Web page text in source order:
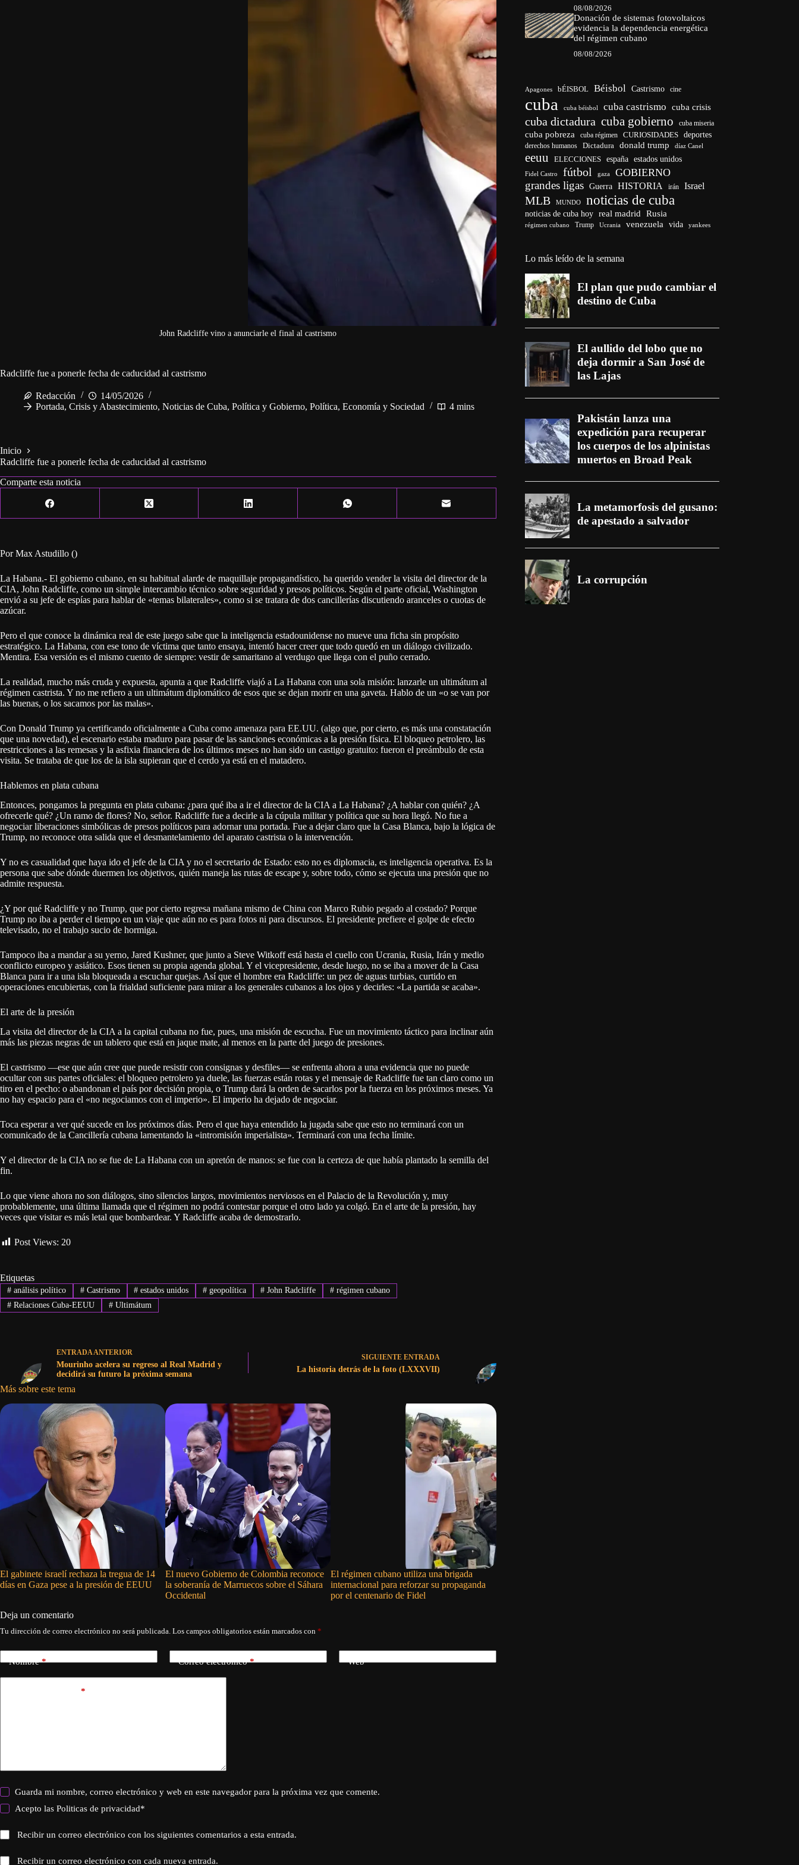
John Radcliffe vino a anunciarle el final al castrismo
Radcliffe fue a ponerle fecha de caducidad al castrismo
Redacción
14/05/2026
Portada, Crisis y Abastecimiento, Noticias de Cuba, Política y Gobierno, Política, Economía y Sociedad 4 mins
Inicio
Radcliffe fue a ponerle fecha de caducidad al castrismo
Comparte esta noticia
Por Max Astudillo ()
La Habana.- El gobierno cubano, en su habitual alarde de maquillaje propagandístico, ha querido vender la visita del director de la
CIA, John Radcliffe, como un simple intercambio técnico sobre seguridad y presos políticos. Según el parte oficial, Washington
envió a su jefe de espías para hablar de «temas bilaterales», como si se tratara de dos cancillerías discutiendo aranceles o cuotas de
azúcar.
Pero el que conoce la dinámica real de este juego sabe que la inteligencia estadounidense no mueve una ficha sin propósito
estratégico. La Habana, con ese tono de víctima que tanto ensaya, intentó hacer creer que todo quedó en un diálogo civilizado.
Mentira. Esa versión es el mismo cuento de siempre: vestir de samaritano al verdugo que llega con el puño cerrado.
La realidad, mucho más cruda y expuesta, apunta a que Radcliffe viajó a La Habana con una sola misión: lanzarle un ultimátum al
régimen castrista. Y no me refiero a un ultimátum diplomático de esos que se dejan morir en una gaveta. Hablo de un «o se van por
las buenas, o los sacamos por las malas».
Con Donald Trump ya certificando oficialmente a Cuba como amenaza para EE.UU. (algo que, por cierto, es más una constatación
que una novedad), el escenario estaba maduro para pasar de las sanciones económicas a la presión física. El bloqueo petrolero, las
restricciones a las remesas y la asfixia financiera de los últimos meses no han sido un castigo gratuito: fueron el preámbulo de esta
visita. Se trataba de que los de la isla supieran que el cerdo ya está en el matadero.
Hablemos en plata cubana
Entonces, pongamos la pregunta en plata cubana: ¿para qué iba a ir el director de la CIA a La Habana? ¿A hablar con quién? ¿A
ofrecerle qué? ¿Un ramo de flores? No, señor. Radcliffe fue a decirle a la cúpula militar y política que su hora llegó. No fue a
negociar liberaciones simbólicas de presos políticos para adornar una portada. Fue a dejar claro que la Casa Blanca, bajo la lógica de
Trump, no reconoce otra salida que el desmantelamiento del aparato castrista o la intervención.
Y no es casualidad que haya ido el jefe de la CIA y no el secretario de Estado: esto no es diplomacia, es inteligencia operativa. Es la
persona que sabe dónde duermen los objetivos, quién maneja las rutas de escape y, sobre todo, cómo se ejecuta una presión que no
admite respuesta.
¿Y por qué Radcliffe y no Trump, que por cierto regresa mañana mismo de China con Marco Rubio pegado al costado? Porque
Trump no iba a perder el tiempo en un viaje que aún no es para fotos ni para discursos. El presidente prefiere el golpe de efecto
televisado, no el trabajo sucio de hormiga.
Tampoco iba a mandar a su yerno, Jared Kushner, que junto a Steve Witkoff está hasta el cuello con Ucrania, Rusia, Irán y medio
conflicto europeo y asiático. Esos tienen su propia agenda global. Y el vicepresidente, desde luego, no se iba a mover de la Casa
Blanca para ir a una isla bloqueada a escuchar quejas. Así que el hombre era Radcliffe: un pez de aguas turbias, curtido en
operaciones encubiertas, con la frialdad suficiente para mirar a los generales cubanos a los ojos y decirles: «La partida se acaba».
El arte de la presión
La visita del director de la CIA a la capital cubana no fue, pues, una misión de escucha. Fue un movimiento táctico para inclinar aún
más las piezas negras de un tablero que está en jaque mate, al menos en la parte del juego de presiones.
El castrismo —ese que aún cree que puede resistir con consignas y desfiles— se enfrenta ahora a una evidencia que no puede
ocultar con sus partes oficiales: el bloqueo petrolero ya duele, las fuerzas están rotas y el mensaje de Radcliffe fue tan claro como un
tiro en el pecho: o abandonan el país por decisión propia, o Trump dará la orden de sacarlos por la fuerza en los próximos meses. Ya
no hay espacio para el «no negociamos con el imperio». El imperio ha dejado de negociar.
Toca esperar a ver qué sucede en los próximos días. Pero el que haya entendido la jugada sabe que esto no terminará con un
comunicado de la Cancillería cubana lamentando la «intromisión imperialista». Terminará con una fecha límite.
Y el director de la CIA no se fue de La Habana con un apretón de manos: se fue con la certeza de que había plantado la semilla del
fin.
Lo que viene ahora no son diálogos, sino silencios largos, movimientos nerviosos en el Palacio de la Revolución y, muy
probablemente, una última llamada que el régimen no podrá contestar porque el otro lado ya colgó. En el arte de la presión, hay
veces que visitar es más letal que bombardear. Y Radcliffe acaba de demostrarlo.
Post Views: 20
Etiquetas
#análisis político #Castrismo # estados unidos # geopolítica # John Radcliffe #régimen cubano
#Relaciones Cuba-EEUU #Ultimátum
ENTRADAANTERIOR
Mourinho acelera su regreso al Real Madrid y
decidirá su futuro la próxima semana
SIGUIENTE ENTRADA
La historia detrás de la foto (LXXXVII)
Más sobre este tema
El gabinete israelí rechaza la tregua de 14
días en Gaza pese a la presión de EEUU
El nuevo Gobierno de Colombia reconoce
la soberanía de Marruecos sobre el Sáhara
Occidental
El régimen cubano utiliza una brigada
internacional para reforzar su propaganda
por el centenario de Fidel
Deja un comentario
Tu dirección de correo electrónico no será publicada. Los campos obligatorios están marcados con *
Nombre* Correo electrónico* Web
*
Guarda mi nombre, correo electrónico y web en este navegador para la próxima vez que comente.
Acepto lasPoliticas de privacidad*
Recibir un correo electrónico con los siguientes comentarios a esta entrada.
Recibir un correo electrónico con cada nueva entrada.
08/08/2026
Donación de sistemas fotovoltaicos
evidencia la dependencia energética
del régimen cubano
08/08/2026
Apagones bÉISBOL Béisbol Castrismo cine
cuba cuba béisbol cuba castrismo cuba crisis
cuba dictadura cuba gobierno cuba miseria
cuba pobreza cuba régimen CURIOSIDADES deportes
derechos humanos Dictadura donald trump díaz Canel
eeuu ELECCIONES españa estados unidos
Fidel Castro fútbol gaza GOBIERNO
grandes ligas Guerra HISTORIA irán Israel
MLB MUNDO noticias de cuba
noticias de cuba hoy real madrid Rusia
régimen cubano Trump Ucrania venezuela vida yankees
Lo más leído de la semana